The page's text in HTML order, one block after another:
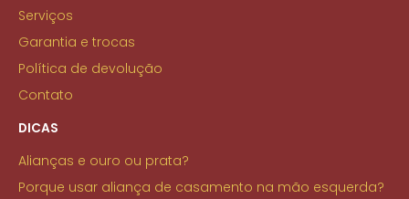
Serviços
Garantia e trocas
Política de devolução
Contato
DICAS
Alianças e ouro ou prata?
Porque usar aliança de casamento na mão esquerda?